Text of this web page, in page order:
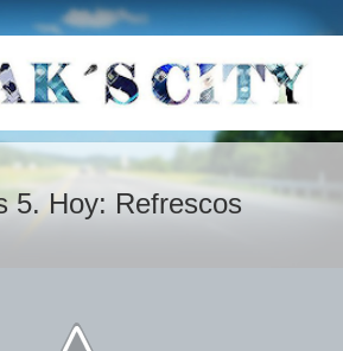
5. Hoy: Refrescos